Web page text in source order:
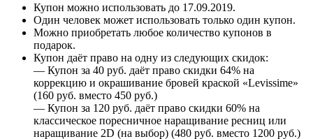
Купон можно использовать до 17.09.2019.
Один человек может использовать только один купон.
Можно приобретать любое количество купонов в
подарок.
Купон даёт право на одну из следующих скидок:
— Купон за 40 руб. даёт право скидки 64% на
коррекцию и окрашивание бровей краской «Levissime»
(160 руб. вместо 450 руб.)
— Купон за 120 руб. даёт право скидки 60% на
классическое поресничное наращивание ресниц или
наращивание 2D (на выбор) (480 руб. вместо 1200 руб.)